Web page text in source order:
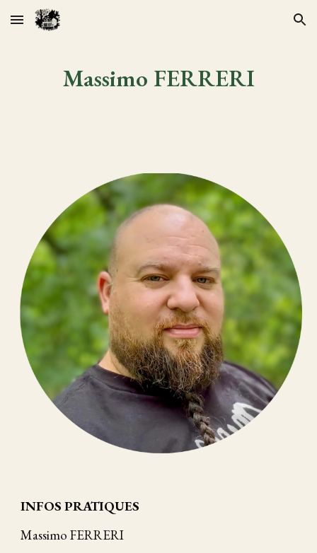
Skip to main content Skip to navigation
Massimo FERRERI
INFOS PRATIQUES
Massimo FERRERI